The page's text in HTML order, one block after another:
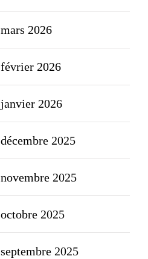
mars 2026
février 2026
janvier 2026
décembre 2025
novembre 2025
octobre 2025
septembre 2025